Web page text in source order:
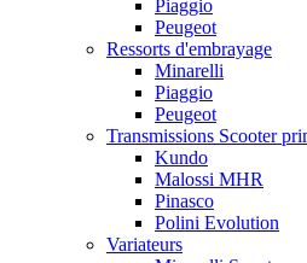
Piaggio
Peugeot
Ressorts d'embrayage
Minarelli
Piaggio
Peugeot
Transmissions Scooter
Kundo
Malossi MHR
Pinasco
Polini Evolution
Variateurs